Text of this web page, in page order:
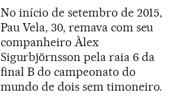
No início de setembro de 2015,
Pau Vela, 30, remava com seu
companheiro Àlex
Sigurbjörnsson pela raia 6 da
final B do campeonato do
mundo de dois sem timoneiro.